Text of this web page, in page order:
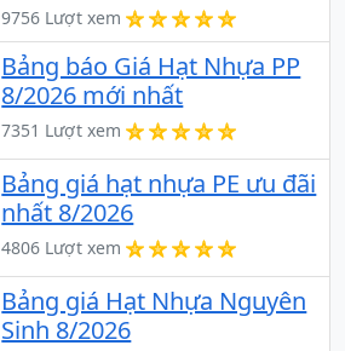
9756 Lượt xem
Bảng báo Giá Hạt Nhựa PP
8/2026 mới nhất
7351 Lượt xem
Bảng giá hạt nhựa PE ưu đãi
nhất 8/2026
4806 Lượt xem
Bảng giá Hạt Nhựa Nguyên
Sinh 8/2026